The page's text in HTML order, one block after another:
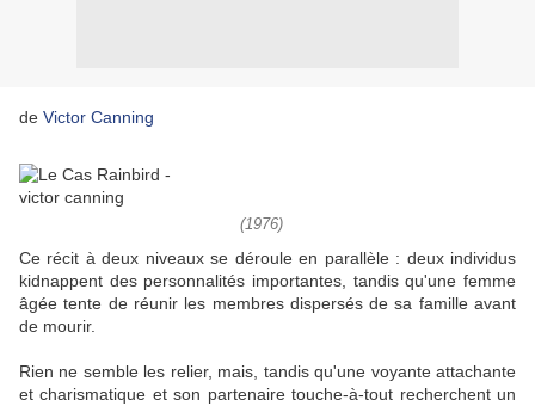
de Victor Canning
(1976)
Ce récit à deux niveaux se déroule en parallèle : deux individus
kidnappent des personnalités importantes, tandis qu'une femme
âgée tente de réunir les membres dispersés de sa famille avant
de mourir.
Rien ne semble les relier, mais, tandis qu'une voyante attachante
et charismatique et son partenaire touche-à-tout recherchent un